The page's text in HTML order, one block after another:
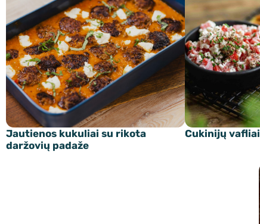
Jautienos kukuliai su rikota
daržovių padaže
Cukinijų vafliai